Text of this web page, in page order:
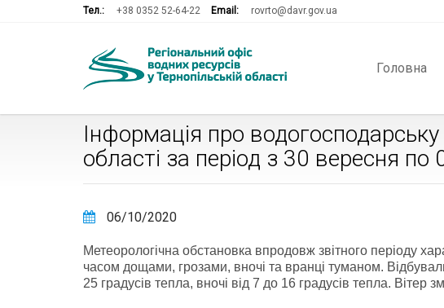
Тел.: +38 0352 52-64-22 Email: rovrto@davr.gov.ua
Головна
Інформація про
області за період з 30 вересня
06/10/2020
Метеорологічна обстановка впродовж звітного періоду
часом дощами, грозами, вночі та вранці туманом.
25 градусів тепла, вночі від 7 до 16 градусів тепла.